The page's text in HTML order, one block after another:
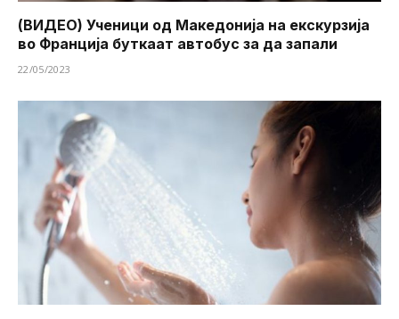
(ВИДЕО) Ученици од Македонија на екскурзија
во Франција буткаат автобус за да запали
22/05/2023